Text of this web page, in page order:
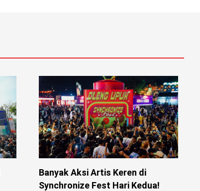
Banyak Aksi Artis Keren di
Synchronize Fest Hari Kedua!